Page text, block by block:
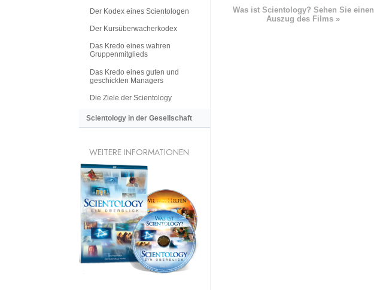
Was ist Scientology? Sehen Sie einen
Auszug des Films »
Der Kodex eines Scientologen
Der Kursüberwacherkodex
Das Kredo eines wahren
Gruppenmitglieds
Das Kredo eines guten und
geschickten Managers
Die Ziele der Scientology
Scientology in der Gesellschaft
WEITERE INFORMATIONEN